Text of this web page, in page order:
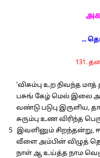
...
131.
'விசும்பு உற நிவந்த
பசுங் கேழ் மெல் இலை
வண்டு படுபு இருளிய,
சுரும்பு உண விரிந்த
5 இவளினும் சிறந்தன்று,
வீளை அம்பின் விழுத்
நாள் ஆ உய்த்த நாம வெஞ்